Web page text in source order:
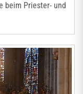
beim Priester- und